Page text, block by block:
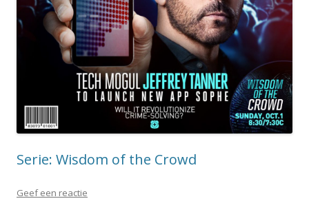
Serie: Wisdom of the Crowd
Geef een reactie